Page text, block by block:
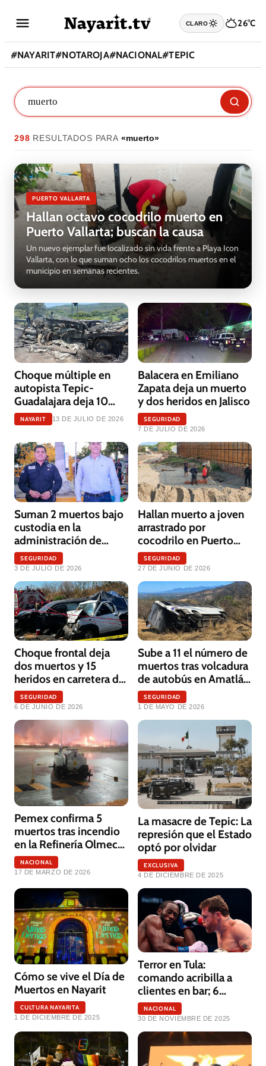
CLARO 26°C
#NAYARIT#NOTAROJA#NACIONAL#TEPIC
298 RESULTADOS PARA «muerto»
PUERTO VALLARTA
Hallan octavo cocodrilo muerto en
Puerto Vallarta; buscan la causa
Un nuevo ejemplar fue localizado sin vida frente a Playa Icon
Vallarta, con lo que suman ocho los cocodrilos muertos en el
municipio en semanas recientes.
Choque múltiple en
autopista Tepic-
Guadalajara deja 10
muertos
NAYARIT 13 DE JULIO DE 2026
Balacera en Emiliano
Zapata deja un muerto
y dos heridos en Jalisco
SEGURIDAD
7 DE JULIO DE 2026
Suman 2 muertos bajo
custodia en la
administración de
Héctor Santana
SEGURIDAD
3 DE JULIO DE 2026
Hallan muerto a joven
arrastrado por
cocodrilo en Puerto
Vallarta
SEGURIDAD
27 DE JUNIO DE 2026
Choque frontal deja
dos muertos y 15
heridos en carretera de
Santa María del Oro
SEGURIDAD
6 DE JUNIO DE 2026
Sube a 11 el número de
muertos tras volcadura
de autobús en Amatlán
de Cañas; hay un
desaparecido
SEGURIDAD
1 DE MAYO DE 2026
Pemex confirma 5
muertos tras incendio
en la Refinería Olmeca
de Dos Bocas
NACIONAL
17 DE MARZO DE 2026
La masacre de Tepic: La
represión que el Estado
optó por olvidar
EXCLUSIVA
4 DE DICIEMBRE DE 2025
Cómo se vive el Día de
Muertos en Nayarit
CULTURA NAYARITA
1 DE DICIEMBRE DE 2025
Terror en Tula:
comando acribilla a
clientes en bar; 6
muertos
NACIONAL
30 DE NOVIEMBRE DE 2025